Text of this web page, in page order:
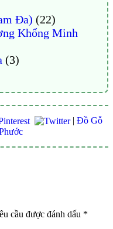
Đa) (22)
Khổng Minh
(3)
| Đồ Gỗ
cầu được đánh dấu *